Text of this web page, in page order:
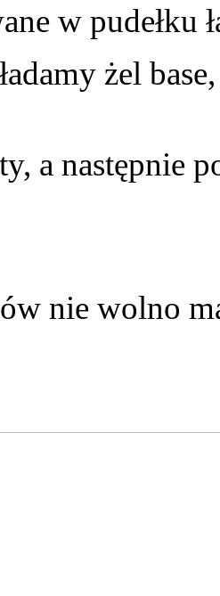
w pudełku
żel
a następnie
nie wolno